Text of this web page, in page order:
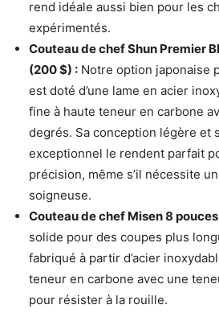
rend idéale aussi bien pour les
expérimentés.
Couteau de chef Shun Premier
(200 $) : Notre option japonaise
est doté d’une lame en acier
fine à haute teneur en carbone
degrés. Sa conception légère et
exceptionnel le rendent parfait
précision, même s’il nécessite
soigneuse.
Couteau de chef Misen 8
solide pour des coupes plus
fabriqué à partir d’acier
teneur en carbone avec une
pour résister à la rouille.